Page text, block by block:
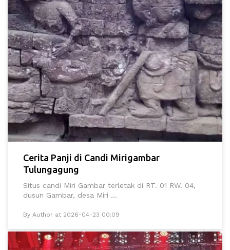
Cerita Panji di Candi Mirigambar
Tulungagung
Situs candi Miri Gambar terletak di RT. 01 RW. 04,
dusun Gambar, desa Miri ...
By Author at 2026-04-23 00:09